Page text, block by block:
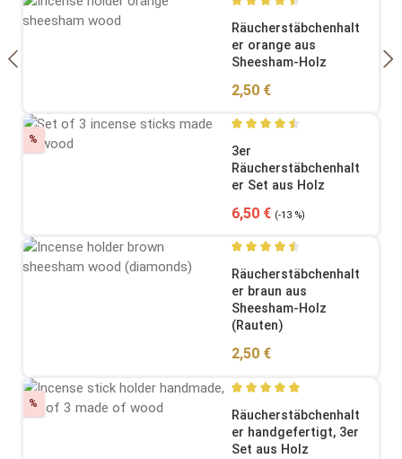
Durchschnittliche
Räucherstäbchenhalt
er orange aus
Sheesham-Holz
Regulärer Preis:
2,50 €
% Rabatt Durchschnittliche
3er
Räucherstäbchenhalt
er Set aus Holz
Verkaufspreis:
6,50 € Regulärer Preis:
(-13 %)
Durchschnittliche
Räucherstäbchenhalt
er braun aus
Sheesham-Holz
(Rauten)
Regulärer Preis:
2,50 €
% Rabatt Durchschnittliche
Räucherstäbchenhalt
er handgefertigt, 3er
Set aus Holz